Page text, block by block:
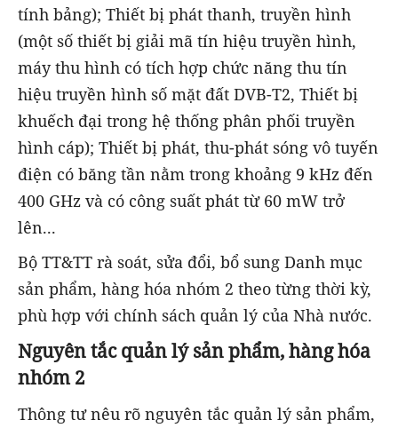
tính bảng); Thiết bị phát thanh, truyền hình
(một số thiết bị giải mã tín hiệu truyền hình,
máy thu hình có tích hợp chức năng thu tín
hiệu truyền hình số mặt đất DVB-T2, Thiết bị
khuếch đại trong hệ thống phân phối truyền
hình cáp); Thiết bị phát, thu-phát sóng vô tuyến
điện có băng tần nằm trong khoảng 9 kHz đến
400 GHz và có công suất phát từ 60 mW trở
lên...
Bộ TT&TT rà soát, sửa đổi, bổ sung Danh mục
sản phẩm, hàng hóa nhóm 2 theo từng thời kỳ,
phù hợp với chính sách quản lý của Nhà nước.
Nguyên tắc quản lý sản phẩm, hàng hóa
nhóm 2
Thông tư nêu rõ nguyên tắc quản lý sản phẩm,